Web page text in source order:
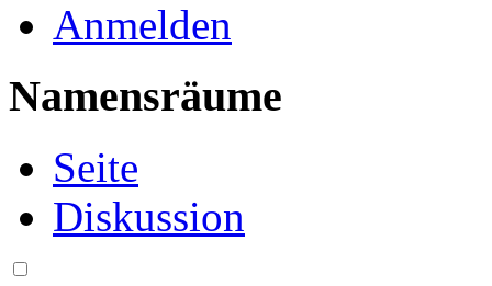
Anmelden
Namensräume
Seite
Diskussion